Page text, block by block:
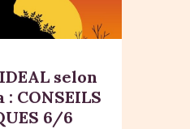
selon
CONSEILS
6/6